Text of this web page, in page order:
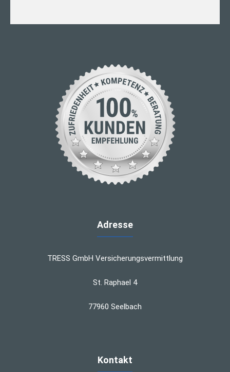
Adresse
TRESS GmbH Versicherungsvermittlung
St. Raphael 4
77960 Seelbach
Kontakt